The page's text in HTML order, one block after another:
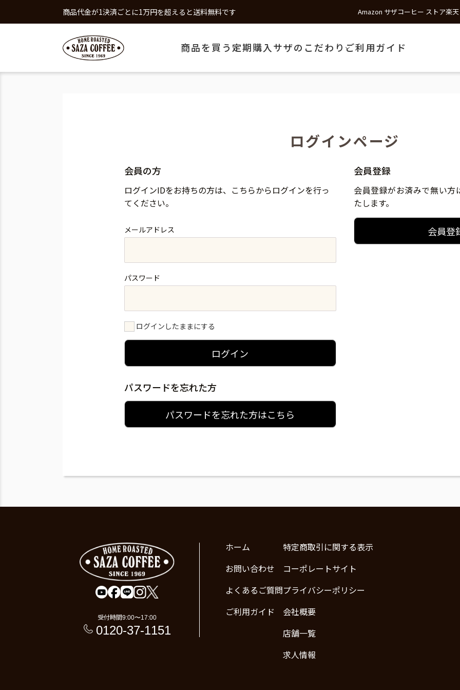
商品代金が1決済ごとに1万円を超えると送料無料です Amazon サザコーヒー ストア楽
商品を買う 定期購入 サザのこだわり ご利用ガイド
ログインページ
会員の方
ログインIDをお持ちの方は、こちらからログインを行っ
てください。
メールアドレス
パスワード
ログインしたままにする
ログイン
パスワードを忘れた方
パスワードを忘れた方はこちら
会員登録
会員登録がお済みで無い
たします。
会員登
受付時間9:00〜17:00
0120-37-1151
ホーム
お問い合わせ
よくあるご質問
ご利用ガイド
特定商取引に関する表示
コーポレートサイト
プライバシーポリシー
会社概要
店舗一覧
求人情報